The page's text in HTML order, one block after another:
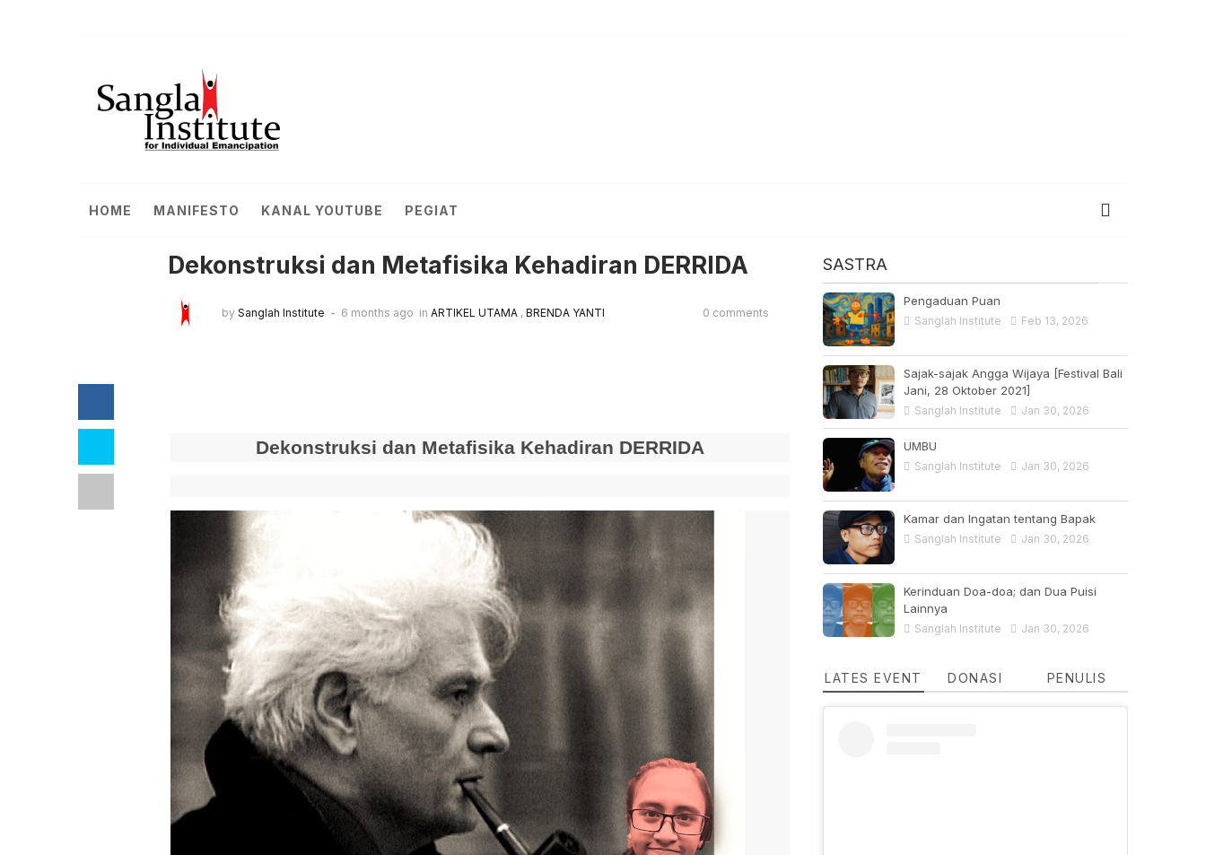
HOME MANIFESTO KANAL YOUTUBE PEGIAT
Dekonstruksi dan Metafisika Kehadiran DERRIDA
by Sanglah Institute 6 months ago in ARTIKEL UTAMA , BRENDA YANTI 0 comments
Dekonstruksi dan Metafisika Kehadiran DERRIDA
SASTRA
Pengaduan Puan
Sanglah Institute Feb 13, 2026
Sajak-sajak Angga Wijaya [Festival Bali
Jani, 28 Oktober 2021]
Sanglah Institute Jan 30, 2026
UMBU
Sanglah Institute Jan 30, 2026
Kamar dan Ingatan tentang Bapak
Sanglah Institute Jan 30, 2026
Kerinduan Doa-doa; dan Dua Puisi
Lainnya
Sanglah Institute Jan 30, 2026
LATES EVENT DONASI PENULIS